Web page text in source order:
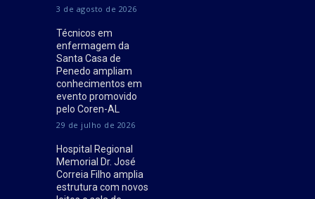
3 de agosto de 2026
Técnicos em
enfermagem da
Santa Casa de
Penedo ampliam
conhecimentos em
evento promovido
pelo Coren-AL
29 de julho de 2026
Hospital Regional
Memorial Dr. José
Correia Filho amplia
estrutura com novos